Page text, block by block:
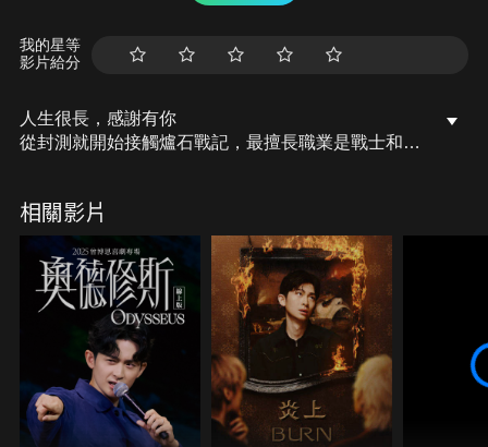
我的星等
影片給分
人生很長，感謝有你
從封測就開始接觸爐石戰記，最擅長職業是戰士和牧
醒吧， 趁此良機，莫再猶豫，恭請蛇界至尊雙飛寶
典！ OSkomodo 還不一起加入蛇教跟著教主一起前
進!
相關影片